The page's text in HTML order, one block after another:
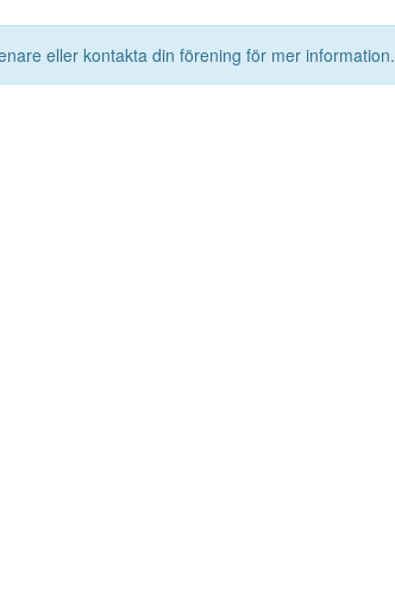
eller kontakta din förening för mer information.